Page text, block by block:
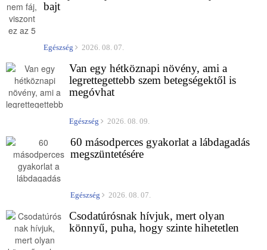
bajt
Egészség 2026. 08. 07.
Van egy hétköznapi növény, ami a
legrettegettebb szem betegségektől is
megóvhat
Egészség 2026. 08. 09.
60 másodperces gyakorlat a lábdagadás
megszüntetésére
Egészség 2026. 08. 07.
Csodatúrósnak hívjuk, mert olyan
könnyű, puha, hogy szinte hihetetlen